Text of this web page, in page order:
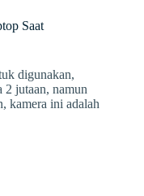
Saat
digunakan,
2 jutaan, namun
kamera ini adalah